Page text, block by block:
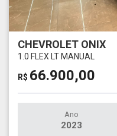
CHEVROLET ONIX
1.0 FLEX LT MANUAL
R$ 66.900,00
Ano
2023